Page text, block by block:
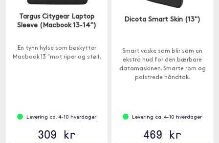
Targus Citygear Laptop
Sleeve (Macbook 13-14")
En tynn hylse som beskytter
Macbook 13 "mot riper og støt.
Levering ca. 4-10 hverdager
309 kr
Dicota Smart Skin (13")
Smart veske som blir som en
ekstra hud for den bærbare
datamaskinen. Smarte rom og
polstrede håndtak.
Levering ca. 4-10 hverdager
469 kr